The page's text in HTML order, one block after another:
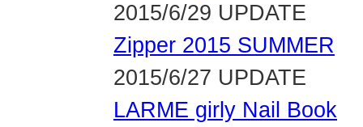
2015/6/29 UPDATE
Zipper 2015 SUMMER
2015/6/27 UPDATE
LARME girly Nail Book